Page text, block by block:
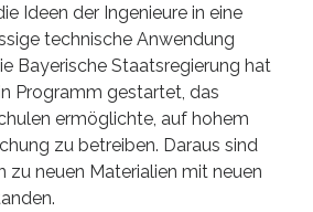
Ideen der Ingenieure in eine
technische Anwendung
Bayerische Staatsregierung hat
Programm gestartet, das
ermöglichte, auf hohem
zu betreiben. Daraus sind
zu neuen Materialien mit neuen